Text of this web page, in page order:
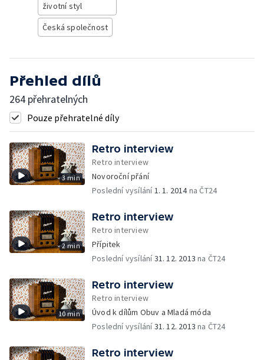
životní styl
Česká společnost
Přehled dílů
264 přehratelných
Pouze přehratelné díly
3 min
Retro interview
Retro interview
Novoroční přání
Poslední vysílání1. 1. 2014na ČT24
2 min
Retro interview
Retro interview
Přípitek
Poslední vysílání31. 12. 2013 na ČT24
10 min
Retro interview
Retro interview
Úvod k dílům Obuv a Mladá móda
Poslední vysílání31. 12. 2013 na ČT24
Retro interview